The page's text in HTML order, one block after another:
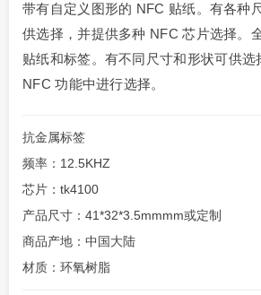
带有自定义图形的 NFC 贴纸。有各种
供选择，并提供多种 NFC 芯片选择。
贴纸和标签。有不同尺寸和形状可供选
NFC 功能中进行选择。
抗金属标签
频率：12.5KHZ
芯片：tk4100
产品尺寸：41*32*3.5mmmm或定制
商品产地：中国大陆
材质：环氧树脂